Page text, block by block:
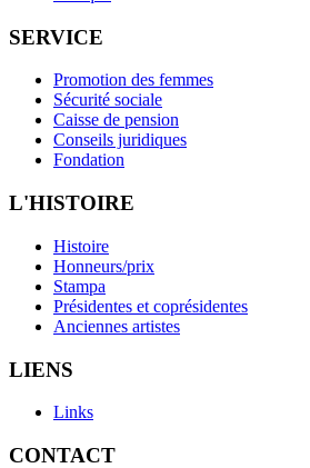
SERVICE
Promotion des femmes
Sécurité sociale
Caisse de pension
Conseils juridiques
Fondation
L'HISTOIRE
Histoire
Honneurs/prix
Stampa
Présidentes et coprésidentes
Anciennes artistes
LIENS
Links
CONTACT